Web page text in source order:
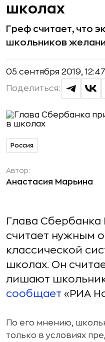
школах
Греф считает, что
школьников
05 сентября 2019, 12:47
Поделиться:
Россия
Автор:
Анастасия Марьина
Глава
считает нужным
классической
школах. Он
лишают
сообщает «РИА
По его мнению,
только в условиях